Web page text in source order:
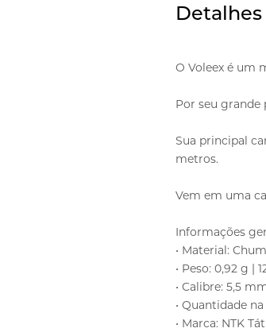
O Voleex é um
Por seu
Sua principal
metros.
Vem em uma
Informações
• Material:
• Peso: 0,92 g |
• Calibre: 5,5
• Quantidade
• Marca: NTK